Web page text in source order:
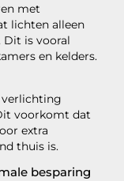
met
lichten alleen
Dit is vooral
en kelders.
verlichting
voorkomt dat
extra
thuis is.
besparing